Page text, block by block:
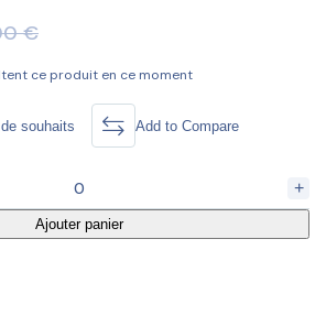
€
ce produit en ce moment
souhaits Add to Compare
+
Ajouter panier